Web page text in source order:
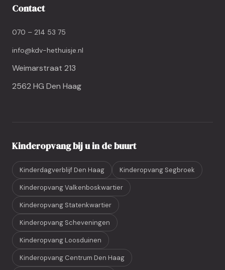
Contact
070 – 214 53 75
info@kdv-hethuisje.nl
Weimarstraat 213
2562 HG Den Haag
Kinderopvang bij u in de buurt
Kinderdagverblijf Den Haag Kinderopvang Segbroek
Kinderopvang Valkenboskwartier
Kinderopvang Statenkwartier
Kinderopvang Scheveningen
Kinderopvang Loosduinen
Kinderopvang Centrum Den Haag